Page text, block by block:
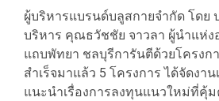
ผู้บริหารแบรนด์บลูสกายจํากัด โดย
บริหาร คุณธวัชชัย จาวลา ผู้นําแห่ง
แถบพัทยา ชลบุรีการันตีด้วยโครงก
สําเร็จมาแล้ว 5 โครงการ ได้จัดงา
แนะนําเรื่องการลงทุนแนวใหม่ที่คุ้ม